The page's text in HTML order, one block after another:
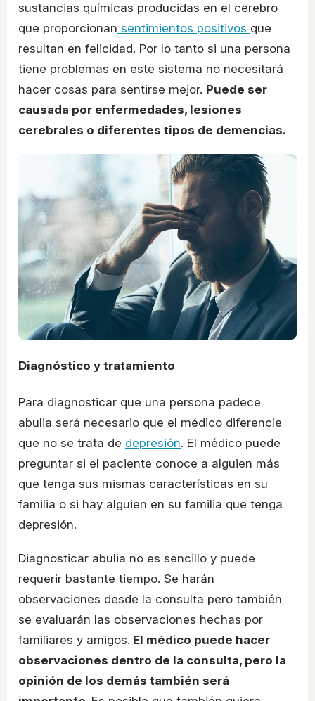
sustancias químicas producidas en el cerebro
que proporcionan sentimientos positivos que
resultan en felicidad. Por lo tanto si una persona
tiene problemas en este sistema no necesitará
hacer cosas para sentirse mejor. Puede ser
causada por enfermedades, lesiones
cerebrales o diferentes tipos de demencias.
Diagnóstico y tratamiento
Para diagnosticar que una persona padece
abulia será necesario que el médico diferencie
que no se trata de depresión. El médico puede
preguntar si el paciente conoce a alguien más
que tenga sus mismas características en su
familia o si hay alguien en su familia que tenga
depresión.
Diagnosticar abulia no es sencillo y puede
requerir bastante tiempo. Se harán
observaciones desde la consulta pero también
se evaluarán las observaciones hechas por
familiares y amigos. El médico puede hacer
observaciones dentro de la consulta, pero la
opinión de los demás también será